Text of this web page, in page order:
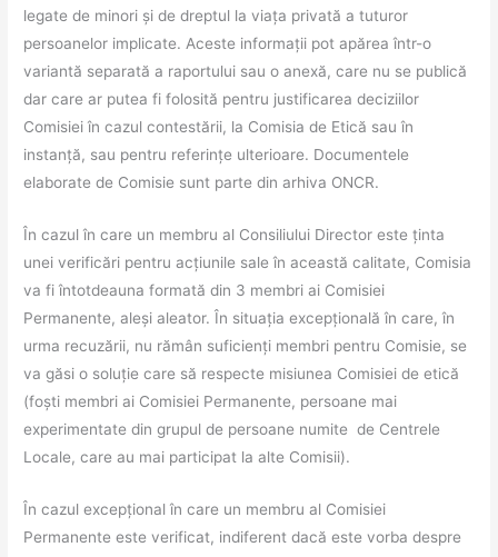
legate de minori și de dreptul la viața privată a tuturor
persoanelor implicate. Aceste informații pot apărea într-o
variantă separată a raportului sau o anexă, care nu se publică
dar care ar putea fi folosită pentru justificarea deciziilor
Comisiei în cazul contestării, la Comisia de Etică sau în
instanță, sau pentru referințe ulterioare. Documentele
elaborate de Comisie sunt parte din arhiva ONCR.
În cazul în care un membru al Consiliului Director este ținta
unei verificări pentru acțiunile sale în această calitate, Comisia
va fi întotdeauna formată din 3 membri ai Comisiei
Permanente, aleși aleator. În situația excepțională în care, în
urma recuzării, nu rămân suficienți membri pentru Comisie, se
va găsi o soluție care să respecte misiunea Comisiei de etică
(foști membri ai Comisiei Permanente, persoane mai
experimentate din grupul de persoane numite de Centrele
Locale, care au mai participat la alte Comisii).
În cazul excepțional în care un membru al Comisiei
Permanente este verificat, indiferent dacă este vorba despre